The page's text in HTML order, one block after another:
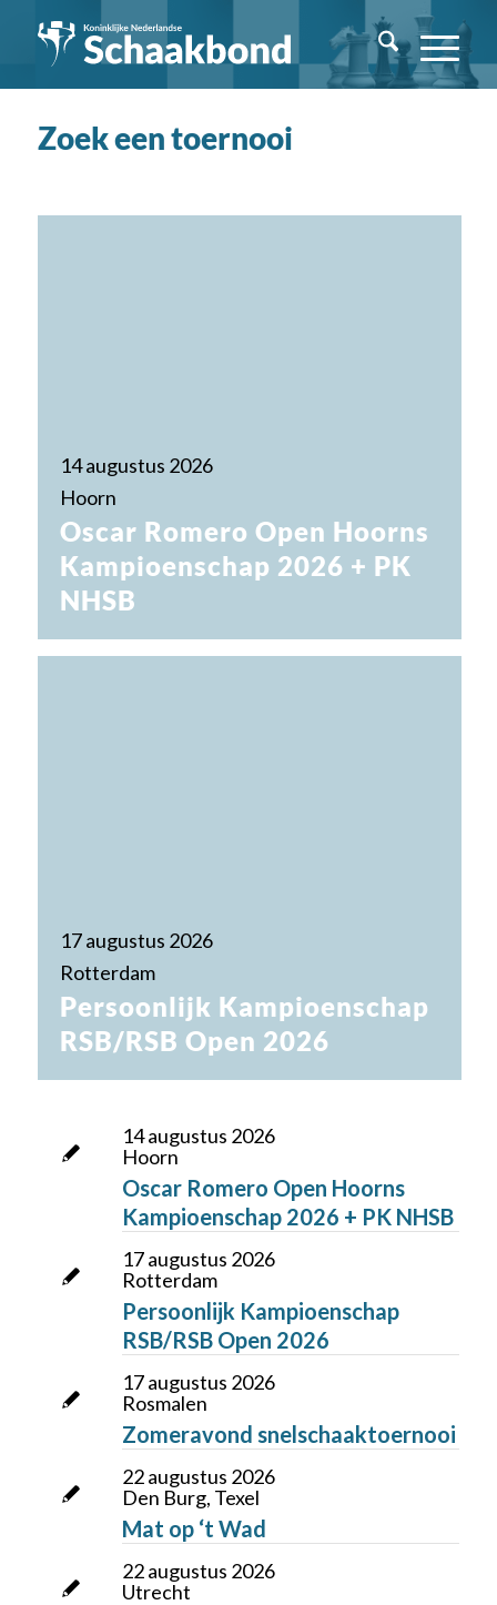
Zoek een toernooi
14 augustus 2026
Hoorn
Oscar Romero Open Hoorns
Kampioenschap 2026 + PK
NHSB
17 augustus 2026
Rotterdam
Persoonlijk Kampioenschap
RSB/RSB Open 2026
14 augustus 2026
Hoorn
Oscar Romero Open Hoorns
Kampioenschap 2026 + PK NHSB
17 augustus 2026
Rotterdam
Persoonlijk Kampioenschap
RSB/RSB Open 2026
17 augustus 2026
Rosmalen
Zomeravond snelschaaktoernooi
22 augustus 2026
Den Burg, Texel
Mat op ‘t Wad
22 augustus 2026
Utrecht